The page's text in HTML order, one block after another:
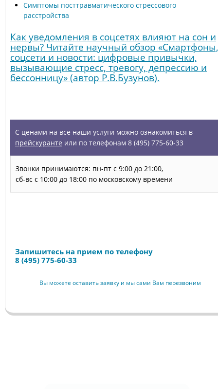
Симптомы посттравматического стрессового
расстройства
Как уведомления в соцсетях влияют на сон и
нервы? Читайте научный обзор «Смартфоны,
соцсети и новости: цифровые привычки,
вызывающие стресс, тревогу, депрессию и
бессонницу» (автор Р.В.Бузунов).
С ценами на все наши услуги можно ознакомиться в
прейскуранте или по телефонам 8 (495) 775-60-33
Звонки принимаются: пн-пт с 9:00 до 21:00,
сб-вс с 10:00 до 18:00 по московскому времени
Запишитесь на прием по телефону
8 (495) 775-60-33
Вы можете оставить заявку и мы сами Вам перезвоним